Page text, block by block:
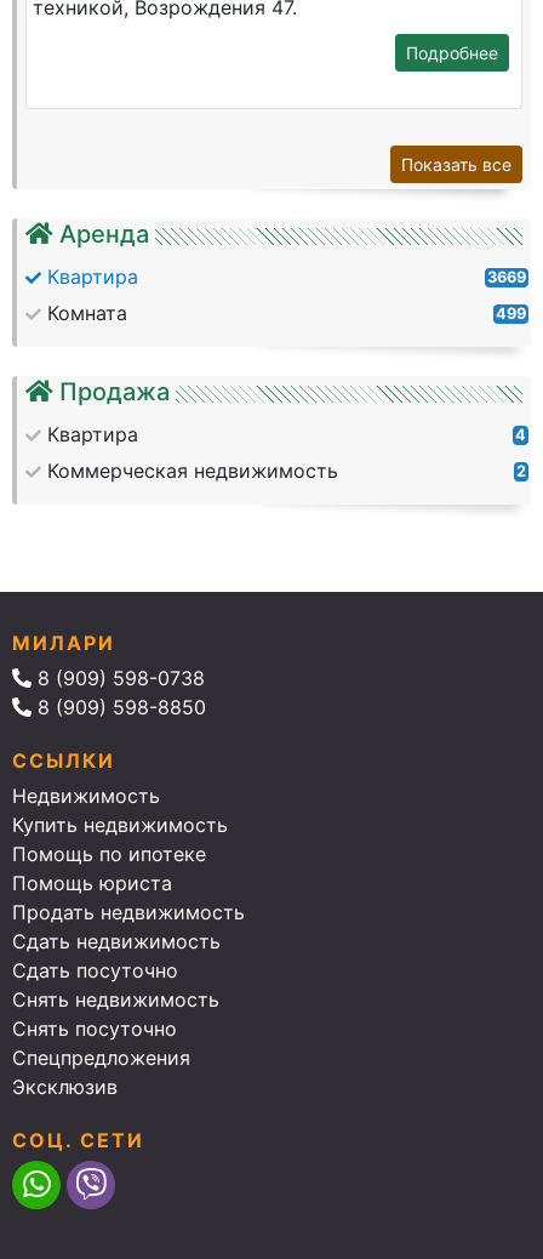
Аренда
Квартира 3669
Комната 499
Продажа
Квартира 4
Коммерческая недвижимость 2
техникой, Возрождения 47.
Подробнее
Показать все
МИЛАРИ
8 (909) 598-0738
8 (909) 598-8850
ССЫЛКИ
Недвижимость
Купить недвижимость
Помощь по ипотеке
Помощь юриста
Продать недвижимость
Сдать недвижимость
Сдать посуточно
Снять недвижимость
Снять посуточно
Спецпредложения
Эксклюзив
СОЦ. СЕТИ